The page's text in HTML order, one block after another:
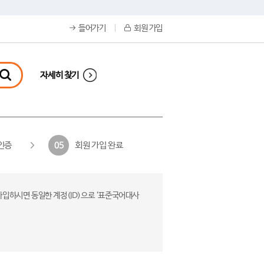
들어가기 회원 가입
자세히 찾기
증 05 회원 가입 완료
하시면 동일한 계정(ID)으로 ‘표준국어대사